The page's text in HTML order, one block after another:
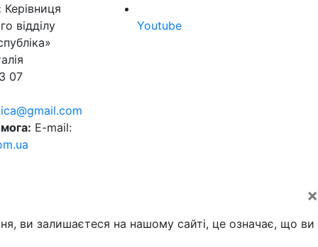
Керівниця
відділу
07
E-mail:
Youtube
×
ви залишаєтеся на нашому сайті, це означає, що ви